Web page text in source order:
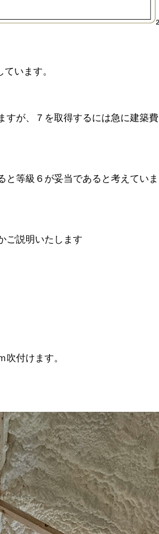
います。
すが、７を取得するには急に建築費
と等級６が妥当であると考えていま
ご説明いたします
吹付けます。